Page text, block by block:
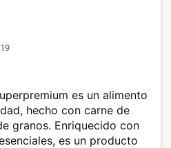
es un alimento
hecho con carne de
granos. Enriquecido con
es un producto